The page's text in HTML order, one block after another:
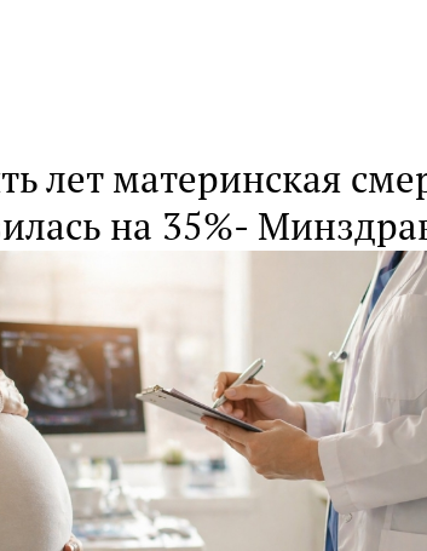
лет материнская
на 35%-